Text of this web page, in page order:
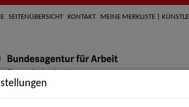
SEITENÜBERSICHT KONTAKT MEINE MERKLISTE |